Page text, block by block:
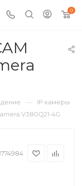
0
— IP камеры
V380Q21-4G